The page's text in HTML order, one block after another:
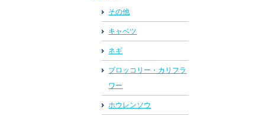
その他
キャベツ
ネギ
ブロッコリー・カリフラ
ワー
ホウレンソウ